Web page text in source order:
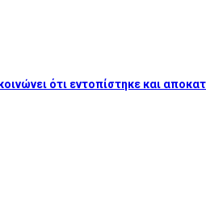
ότι εντοπίστηκε και